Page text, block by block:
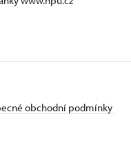
obchodní podmínky